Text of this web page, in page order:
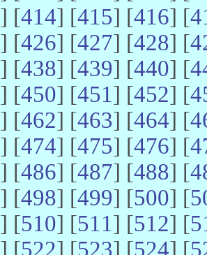
] [414] [415] [416] [
] [426] [427] [428] [
] [438] [439] [440] [
] [450] [451] [452] [
] [462] [463] [464] [
] [474] [475] [476] [
] [486] [487] [488] [
] [498] [499] [500] [
] [510] [511] [512] [
] [522] [523] [524] [